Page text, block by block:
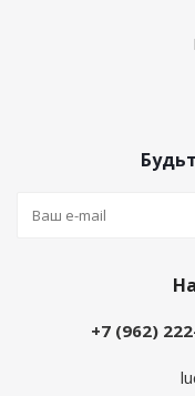
+7 (962)